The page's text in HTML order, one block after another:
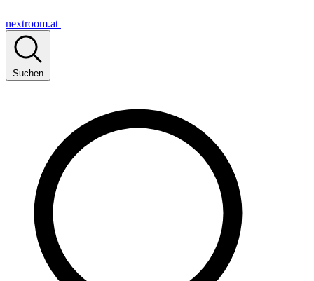
nextroom.at
Suchen